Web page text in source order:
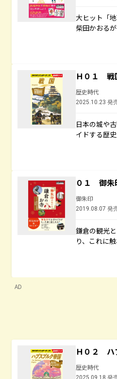
大ヒット「
柴田かおる
Ｈ０１ 戦
歴史時代
2025.10.23 発
日本の城や
イドする歴
０１ 御朱
御朱印
2019.08.07 発
鎌倉の観光
り、これに
AD
Ｈ０２ ハ
歴史時代
2025.09.18 発